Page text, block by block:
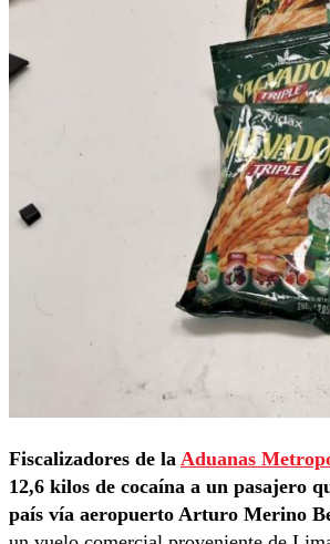
Fiscalizadores de la Aduanas
12,6 kilos de cocaína a un pasajero
país vía aeropuerto Arturo Merino